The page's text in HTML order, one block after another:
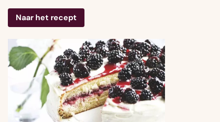
Naar het recept